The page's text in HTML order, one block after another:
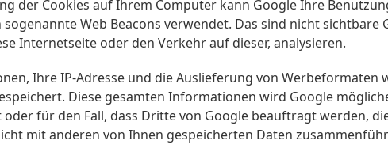
der Cookies auf Ihrem Computer kann Google Ihre
sogenannte Web Beacons verwendet. Das sind nicht
Internetseite oder den Verkehr auf dieser, analysieren.
Ihre IP-Adresse und die Auslieferung von Werbeformaten
Diese gesamten Informationen wird Google
für den Fall, dass Dritte von Google beauftragt werden,
mit anderen von Ihnen gespeicherten Daten